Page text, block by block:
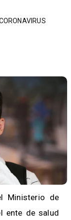
Ministerio de
ente de salud